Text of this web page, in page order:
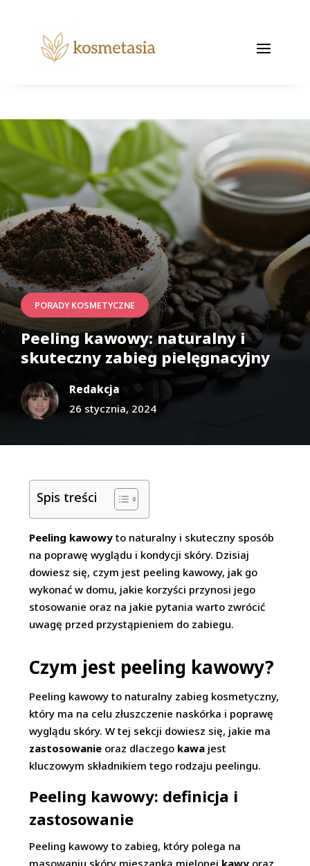
PORADY KOSMETYCZNE
Peeling kawowy: naturalny i
skuteczny zabieg pielęgnacyjny
Redakcja
26 stycznia, 2024
Spis treści
Peeling kawowy to naturalny i skuteczny sposób
na poprawę wyglądu i kondycji skóry. Dzisiaj
dowiesz się, czym jest peeling kawowy, jak go
wykonać w domu, jakie korzyści przynosi jego
stosowanie oraz na jakie pytania warto zwrócić
uwagę przed przystąpieniem do zabiegu.
Czym jest peeling kawowy?
Peeling kawowy to naturalny zabieg kosmetyczny,
który ma na celu złuszczenie naskórka i poprawę
wyglądu skóry. W tej sekcji dowiesz się, jakie ma
zastosowanie oraz dlaczego kawa jest
kluczowym składnikiem tego rodzaju peelingu.
Peeling kawowy: definicja i
zastosowanie
Peeling kawowy to zabieg, który polega na
masowaniu skóry mieszanką mielonej kawy oraz